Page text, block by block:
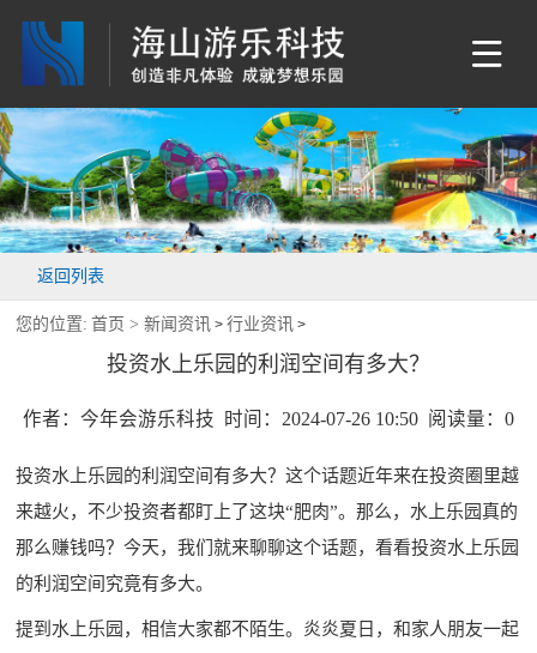
返回列表
您的位置: 首页 >新闻资讯 >行业资讯 >
投资水上乐园的利润空间有多大？
作者：今年会游乐科技 时间：2024-07-26 10:50 阅读量： 0
投资水上乐园的利润空间有多大？这个话题近年来在投资圈里越
来越火，不少投资者都盯上了这块“肥肉”。那么，水上乐园真的
那么赚钱吗？今天，我们就来聊聊这个话题，看看投资水上乐园
的利润空间究竟有多大。
提到水上乐园，相信大家都不陌生。炎炎夏日，和家人朋友一起